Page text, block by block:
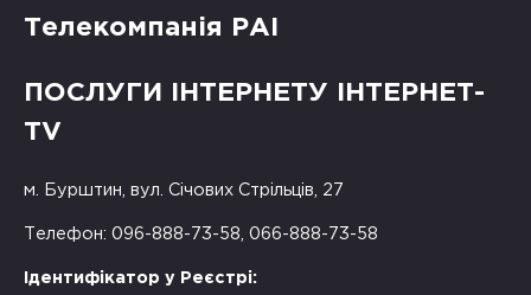
Телекомпанія РАІ
ПОСЛУГИ ІНТЕРНЕТУ ІНТЕРНЕТ-
TV
м. Бурштин, вул. Січових Стрільців, 27
Телефон: 096-888-73-58, 066-888-73-58
Ідентифікатор у Реєстрі: